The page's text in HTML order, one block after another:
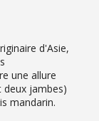
d'Asie,
une allure
jambes)
mandarin.